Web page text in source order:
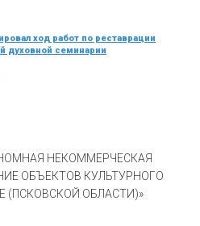
ход работ по реставрации
духовной семинарии
НЕКОММЕРЧЕСКАЯ
ОБЪЕКТОВ КУЛЬТУРНОГО
(ПСКОВСКОЙ ОБЛАСТИ)»